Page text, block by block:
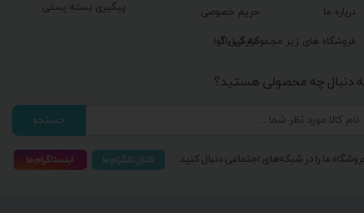
پیگیری بسته پستی حریم خصوصی
گزارش باگ
درباره ما
فروشگاه های زیر مجموعه گیل آوا
دنبال چه محصولی هستید؟
جستجو
ما را در شبکه‌های اجتماعی دنبال کنید: